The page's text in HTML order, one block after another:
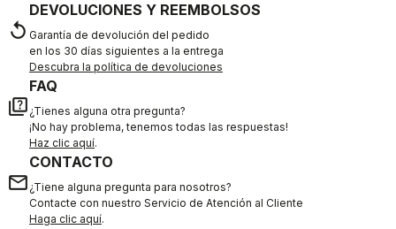
replay
DEVOLUCIONES Y REEMBOLSOS
Garantía de devolución del pedido
en los 30 días siguientes a la entrega
Descubra la política de devoluciones
quiz
FAQ
¿Tienes alguna otra pregunta?
¡No hay problema, tenemos todas las respuestas!
Haz clic aquí.
email
CONTACTO
¿Tiene alguna pregunta para nosotros?
Contacte con nuestro Servicio de Atención al Cliente
Haga clic aquí.